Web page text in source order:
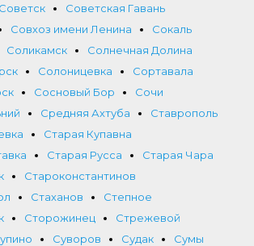
Советск
Советская Гавань
Совхоз имени Ленина
Сокаль
Соликамск
Солнечная Долина
Солоницевка
Сортавала
Сосновый Бор
Сочи
Средняя Ахтуба
Ставрополь
Старая Купавна
Старая Русса
Старая Чара
Староконстантинов
Стаханов
Степное
Сторожинец
Стрежевой
Суворов Судак
Сумы